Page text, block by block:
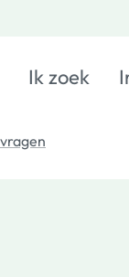
Ik zoek